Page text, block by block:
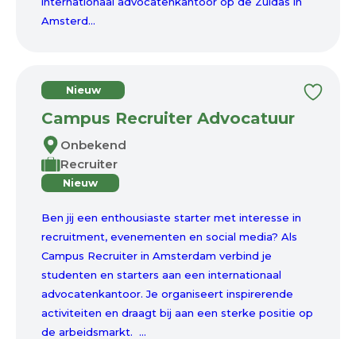
Amsterd...
Nieuw
Campus Recruiter Advocatuur
Onbekend
Recruiter
Nieuw
Ben jij een enthousiaste starter met interesse in
recruitment, evenementen en social media? Als
Campus Recruiter in Amsterdam verbind je
studenten en starters aan een internationaal
advocatenkantoor. Je organiseert inspirerende
activiteiten en draagt bij aan een sterke positie op
de arbeidsmarkt. ...